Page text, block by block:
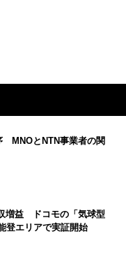
MNOとNTN事業者の関
増益 ドコモの「気球型
登エリアで実証開始